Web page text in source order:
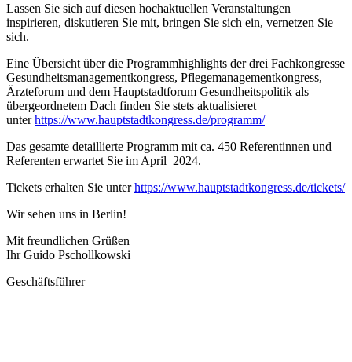
Lassen Sie sich auf diesen hochaktuellen Veranstaltungen
inspirieren, diskutieren Sie mit, bringen Sie sich ein, vernetzen Sie
sich.
Eine Übersicht über die Programmhighlights der drei Fachkongresse
Gesundheitsmanagementkongress, Pflegemanagementkongress,
Ärzteforum und dem Hauptstadtforum Gesundheitspolitik als
übergeordnetem Dach finden Sie stets aktualisieret
unterhttps://www.hauptstadtkongress.de/programm/
Das gesamte detaillierte Programm mit ca. 450 Referentinnen und
Referenten erwartet Sie im April 2024.
Tickets erhalten Sie unterhttps://www.hauptstadtkongress.de/tickets/
Wir sehen uns in Berlin!
Mit freundlichen Grüßen
Ihr Guido Pschollkowski
Geschäftsführer